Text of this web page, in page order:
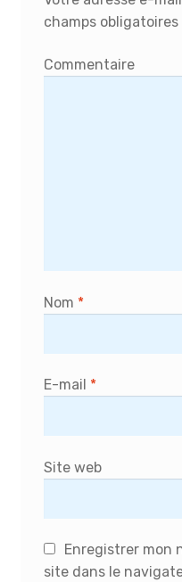
champs
Commentaire
Nom *
E-mail *
Site web
Enregistrer mon
site dans le